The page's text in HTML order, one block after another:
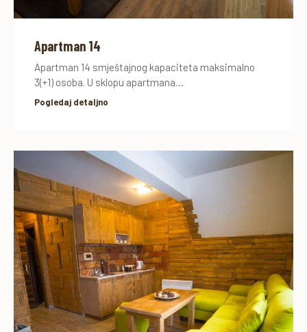
Apartman 14
Apartman 14 smještajnog kapaciteta maksimalno
3(+1) osoba. U sklopu apartmana…
Pogledaj detaljno